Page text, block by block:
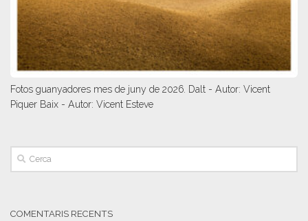
Fotos guanyadores mes de juny de 2026. Dalt - Autor: Vicent
Piquer Baix - Autor: Vicent Esteve
COMENTARIS RECENTS